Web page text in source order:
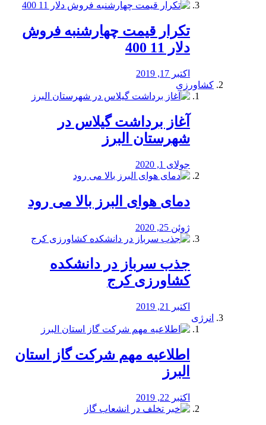
تکرار قیمت چهارشنبه فروش
دلار 11 400
اکتبر 17, 2019
کشاورزی
آغاز برداشت گیلاس در
شهرستان البرز
جولای 1, 2020
دمای هوای البرز بالا می رود
ژوئن 25, 2020
جذب سرباز در دانشکده
کشاورزی کرج
اکتبر 21, 2019
انرژی
️اطلاعیه مهم شرکت گاز استان
البرز
اکتبر 22, 2019